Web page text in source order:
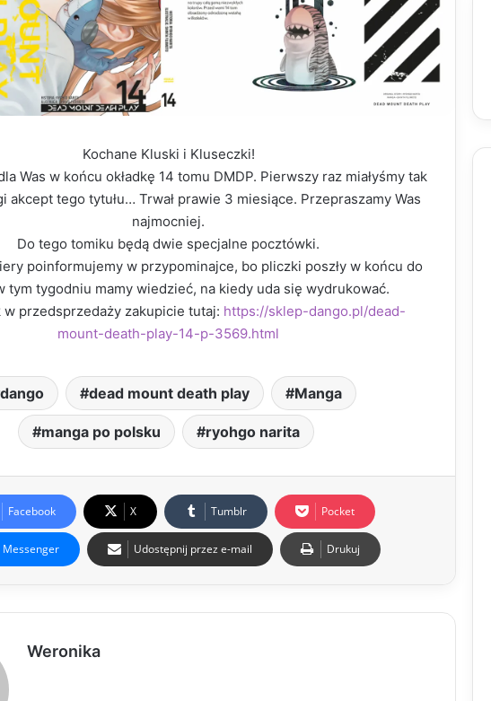
Kochane Kluski i Kluseczki!
Was w końcu okładkę 14 tomu DMDP. Pierwszy raz miałyśmy tak
akcept tego tytułu… Trwał prawie 3 miesiące. Przepraszamy Was
najmocniej.
Do tego tomiku będą dwie specjalne pocztówki.
poinformujemy w przypominajce, bo pliczki poszły w końcu do
tym tygodniu mamy wiedzieć, na kiedy uda się wydrukować.
w przedsprzedaży zakupicie tutaj: https://sklep-dango.pl/dead-
mount-death-play-14-p-3569.html
dango dead mount death play Manga
manga po polsku ryohgo narita
Facebook X Tumblr Pocket
Messenger Udostępnij przez e-mail Drukuj
Weronika